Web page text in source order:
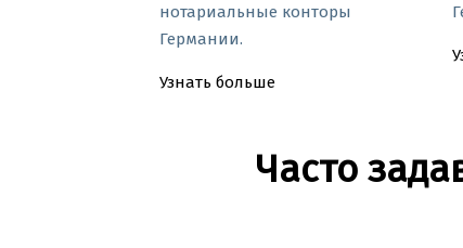
нотариальные конторы
Германии.
Узнать больше
Часто